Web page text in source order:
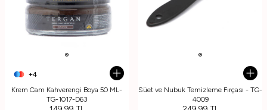
+4
Krem Cam Kahverengi Boya 50 ML-
TG-1017-D63
Süet ve Nubuk Temizleme Fırçası - TG-
4009